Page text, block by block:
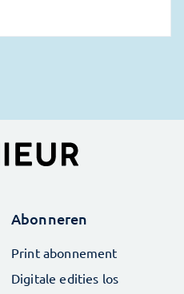
Abonneren
Print abonnement
Digitale edities los